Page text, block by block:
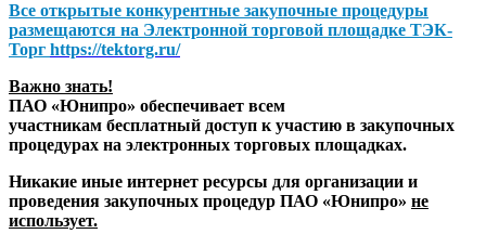
Все открытые конкурентные закупочные процедуры
размещаются на Электронной торговой площадке ТЭК-
Торг https://tektorg.ru/
Важно знать!
ПАО «Юнипро» обеспечивает всем
участникам бесплатный доступ к участию в закупочных
процедурах на электронных торговых площадках.
Никакие иные интернет ресурсы для организации и
проведения закупочных процедур ПАО «Юнипро» не
использует.